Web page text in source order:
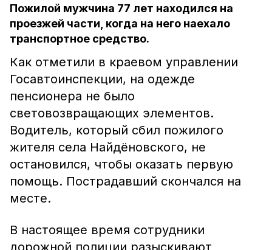
Пожилой мужчина 77 лет находился на
проезжей части, когда на него наехало
транспортное средство.
Как отметили в краевом управлении
Госавтоинспекции, на одежде
пенсионера не было
световозвращающих элементов.
Водитель, который сбил пожилого
жителя села Найдёновского, не
остановился, чтобы оказать первую
помощь. Пострадавший скончался на
месте.
В настоящее время сотрудники
дорожной полиции разыскивают